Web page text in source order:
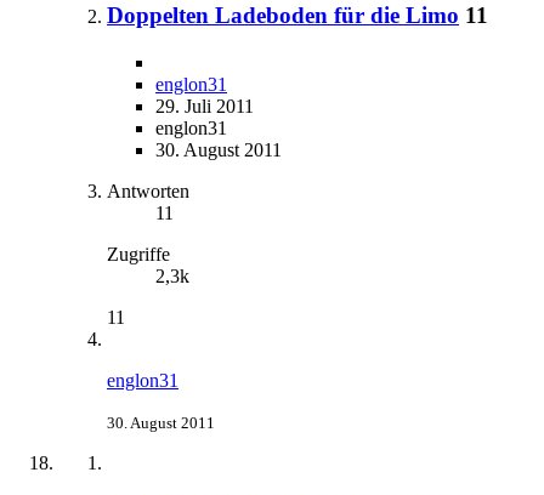
Doppelten Ladeboden für die Limo 11
englon31
29. Juli 2011
englon31
30. August 2011
Antworten
11
Zugriffe
2,3k
11
englon31
30. August 2011